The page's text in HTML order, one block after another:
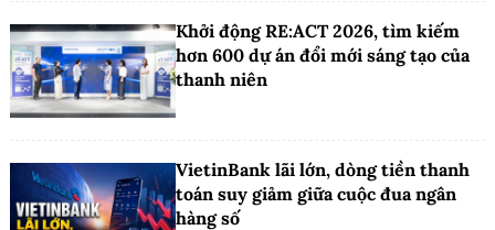
Khởi động RE:ACT 2026, tìm kiếm
hơn 600 dự án đổi mới sáng tạo của
thanh niên
VietinBank lãi lớn, dòng tiền thanh
toán suy giảm giữa cuộc đua ngân
hàng số